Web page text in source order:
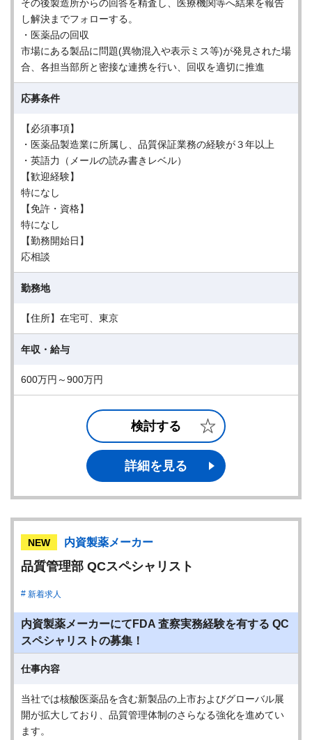
その後製造所からの回答を精査し、医療機関等へ結果を報告
し解決までフォローする。
・医薬品の回収
市場にある製品に問題(異物混入や表示ミス等)が発見された場
合、各担当部所と密接な連携を行い、回収を適切に推進
応募条件
【必須事項】
・医薬品製造業に所属し、品質保証業務の経験が３年以上
・英語力（メールの読み書きレベル）
【歓迎経験】
特になし
【免許・資格】
特になし
【勤務開始日】
応相談
勤務地
【住所】在宅可、東京
年収・給与
600万円～900万円
検討する
詳細を見る
NEW 内資製薬メーカー
品質管理部 QCスペシャリスト
新着求人
内資製薬メーカーにてFDA 査察実務経験を有する QC
スペシャリストの募集！
仕事内容
当社では核酸医薬品を含む新製品の上市およびグローバル展
開が拡大しており、品質管理体制のさらなる強化を進めてい
ます。